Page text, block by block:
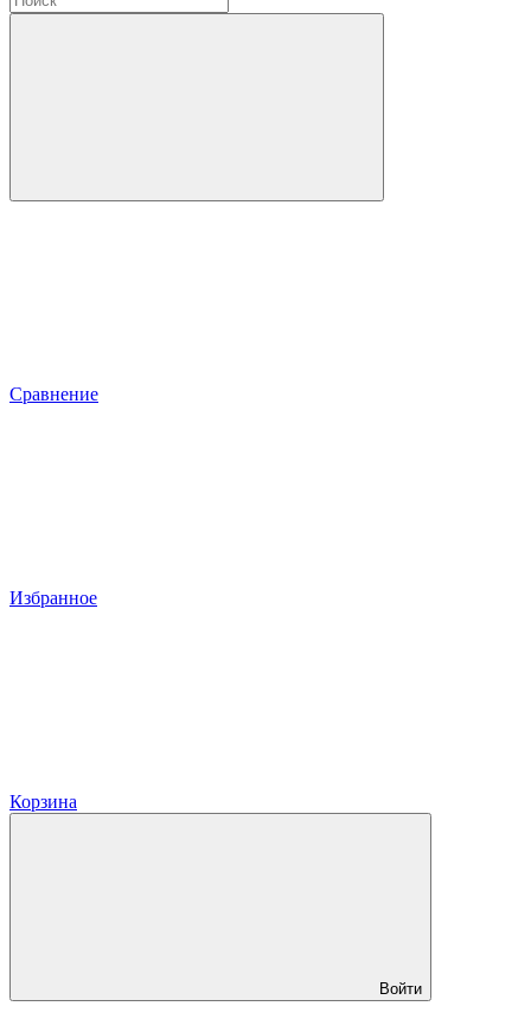
Сравнение
Избранное
Корзина
Войти